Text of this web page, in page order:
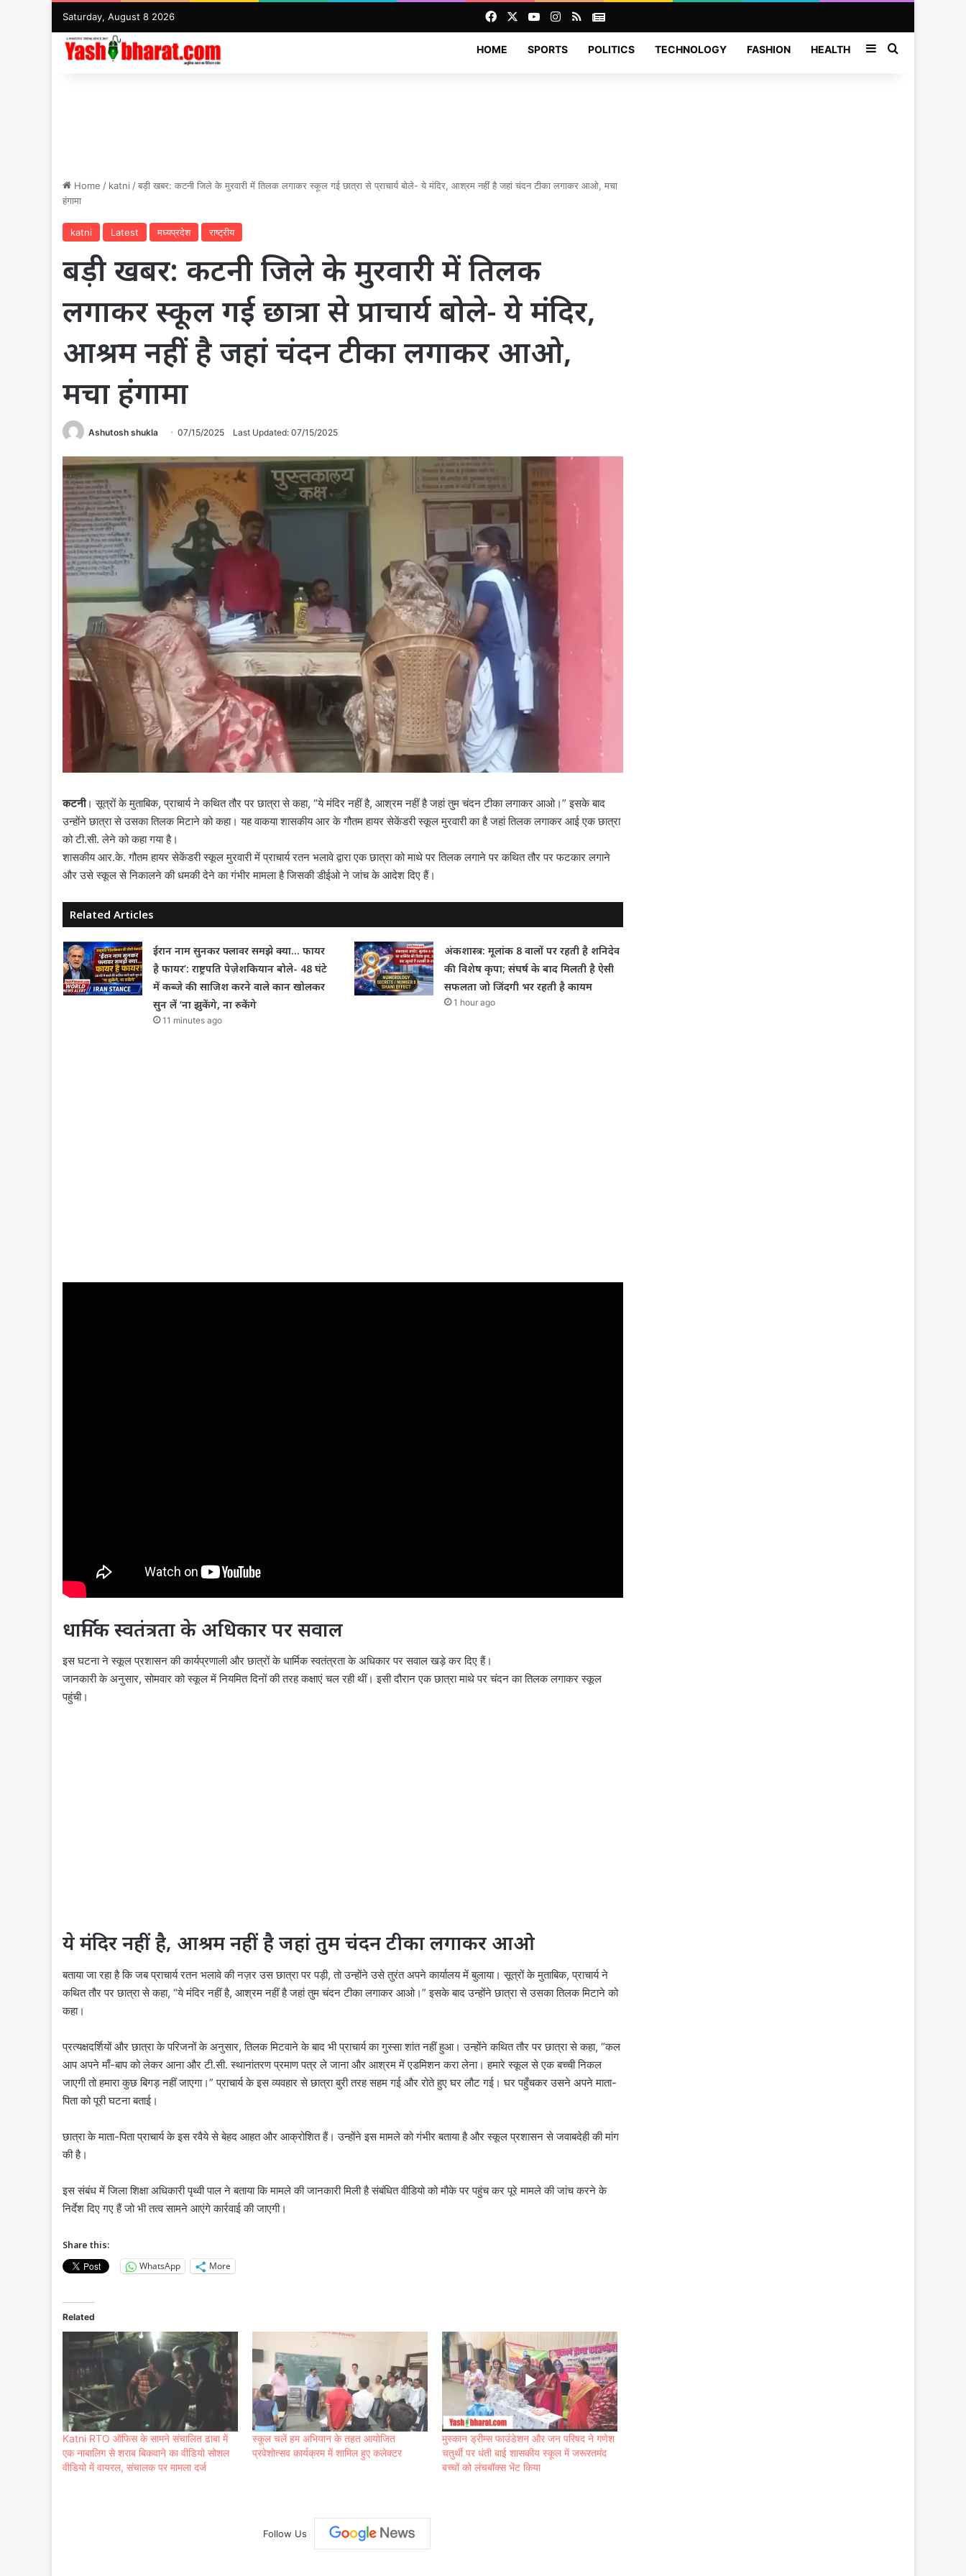
Saturday, August 8 2026 FacebookYouTubeInstagram
RSSNews
HOME SPORTS POLITICS TECHNOLOGY FASHION HEALTH SidebarSearch for
Home / katni /बड़ी खबर: कटनी जिले के मुरवारी में तिलक लगाकर स्कूल गई छात्रा से प्राचार्य बोले- ये मंदिर, आश्रम नहीं है जहां चंदन टीका लगाकर आओ, मचा
हंगामा
katni Latest मध्यप्रदेश राष्ट्रीय
बड़ी खबर: कटनी जिले के मुरवारी में तिलक
लगाकर स्कूल गई छात्रा से प्राचार्य बोले- ये मंदिर,
आश्रम नहीं है जहां चंदन टीका लगाकर आओ,
मचा हंगामा
Ashutosh shukla 07/15/2025 Last Updated: 07/15/2025
कटनी। सूत्रों के मुताबिक, प्राचार्य ने कथित तौर पर छात्रा से कहा, “ये मंदिर नहीं है, आश्रम नहीं है जहां तुम चंदन टीका लगाकर आओ।” इसके बाद
उन्होंने छात्रा से उसका तिलक मिटाने को कहा। यह वाकया शासकीय आर के गौतम हायर सेकेंडरी स्कूल मुरवारी का है जहां तिलक लगाकर आई एक छात्रा
को टी.सी. लेने को कहा गया है।
शासकीय आर.के. गौतम हायर सेकेंडरी स्कूल मुरवारी में प्राचार्य रतन भलावे द्वारा एक छात्रा को माथे पर तिलक लगाने पर कथित तौर पर फटकार लगाने
और उसे स्कूल से निकालने की धमकी देने का गंभीर मामला है जिसकी डीईओ ने जांच के आदेश दिए हैं।
Related Articles
ईरान नाम सुनकर फ्लावर समझे क्या… फायर
है फायर’: राष्ट्रपति पेज़ेशकियान बोले- 48 घंटे
में कब्जे की साजिश करने वाले कान खोलकर
सुन लें ‘ना झुकेंगे, ना रुकेंगे
11 minutes ago
अंकशास्त्र: मूलांक 8 वालों पर रहती है शनिदेव
की विशेष कृपा; संघर्ष के बाद मिलती है ऐसी
सफलता जो जिंदगी भर रहती है कायम
1 hour ago
धार्मिक स्वतंत्रता के अधिकार पर सवाल
इस घटना ने स्कूल प्रशासन की कार्यप्रणाली और छात्रों के धार्मिक स्वतंत्रता के अधिकार पर सवाल खड़े कर दिए हैं।
जानकारी के अनुसार, सोमवार को स्कूल में नियमित दिनों की तरह कक्षाएं चल रही थीं। इसी दौरान एक छात्रा माथे पर चंदन का तिलक लगाकर स्कूल
पहुंची।
ये मंदिर नहीं है, आश्रम नहीं है जहां तुम चंदन टीका लगाकर आओ
बताया जा रहा है कि जब प्राचार्य रतन भलावे की नज़र उस छात्रा पर पड़ी, तो उन्होंने उसे तुरंत अपने कार्यालय में बुलाया। सूत्रों के मुताबिक, प्राचार्य ने
कथित तौर पर छात्रा से कहा, “ये मंदिर नहीं है, आश्रम नहीं है जहां तुम चंदन टीका लगाकर आओ।” इसके बाद उन्होंने छात्रा से उसका तिलक मिटाने को
कहा।
प्रत्यक्षदर्शियों और छात्रा के परिजनों के अनुसार, तिलक मिटवाने के बाद भी प्राचार्य का गुस्सा शांत नहीं हुआ। उन्होंने कथित तौर पर छात्रा से कहा, “कल
आप अपने माँ-बाप को लेकर आना और टी.सी. स्थानांतरण प्रमाण पत्र ले जाना और आश्रम में एडमिशन करा लेना। हमारे स्कूल से एक बच्ची निकल
जाएगी तो हमारा कुछ बिगड़ नहीं जाएगा।” प्राचार्य के इस व्यवहार से छात्रा बुरी तरह सहम गई और रोते हुए घर लौट गई। घर पहुँचकर उसने अपने माता-
पिता को पूरी घटना बताई।
छात्रा के माता-पिता प्राचार्य के इस रवैये से बेहद आहत और आक्रोशित हैं। उन्होंने इस मामले को गंभीर बताया है और स्कूल प्रशासन से जवाबदेही की मांग
की है।
इस संबंध में जिला शिक्षा अधिकारी पृथ्वी पाल ने बताया कि मामले की जानकारी मिली है संबंधित वीडियो को मौके पर पहुंच कर पूरे मामले की जांच करने के
निर्देश दिए गए हैं जो भी तत्व सामने आएंगे कार्रवाई की जाएगी।
Share this:
WhatsApp
More
Related
Katni RTO ऑफिस के सामने संचालित ढाबा में
एक नाबालिग से शराब बिकवाने का वीडियो सोशल
वीडियो में वायरल, संचालक पर मामला दर्ज
स्कूल चलें हम अभियान के तहत आयोजित
प्रवेशोत्सव कार्यक्रम में शामिल हुए कलेक्टर
मुस्कान ड्रीम्स फाउंडेशन और जन परिषद ने गणेश
चतुर्थी पर धंती बाई शासकीय स्कूल में जरूरतमंद
बच्चों को लंचबॉक्स भेंट किया
Follow Us